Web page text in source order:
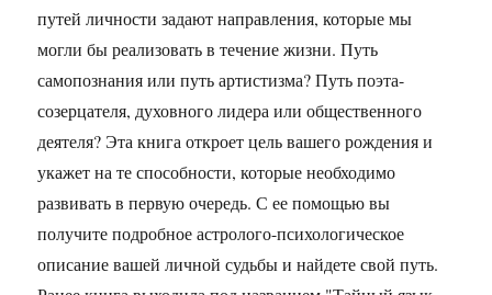
путей личности задают направления, которые мы
могли бы реализовать в течение жизни. Путь
самопознания или путь артистизма? Путь поэта-
созерцателя, духовного лидера или общественного
деятеля? Эта книга откроет цель вашего рождения и
укажет на те способности, которые необходимо
развивать в первую очередь. С ее помощью вы
получите подробное астролого-психологическое
описание вашей личной судьбы и найдете свой путь.